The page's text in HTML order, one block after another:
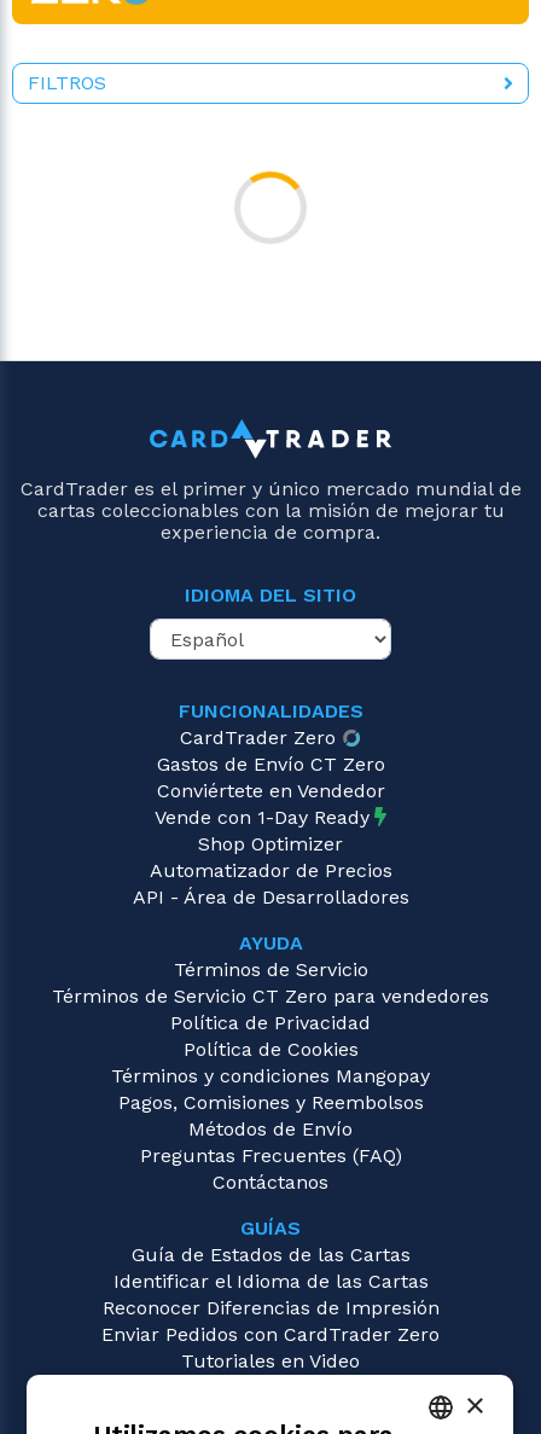
FILTROS
CardTrader es el primer y único mercado mundial de
cartas coleccionables con la misión de mejorar tu
experiencia de compra.
IDIOMA DEL SITIO
FUNCIONALIDADES
CardTrader Zero
Gastos de Envío CT Zero
Conviértete en Vendedor
Vende con 1-Day Ready
Shop Optimizer
Automatizador de Precios
API - Área de Desarrolladores
AYUDA
Términos de Servicio
Términos de Servicio CT Zero para vendedores
Política de Privacidad
Política de Cookies
Términos y condiciones Mangopay
Pagos, Comisiones y Reembolsos
Métodos de Envío
Preguntas Frecuentes (FAQ)
Contáctanos
GUÍAS
Guía de Estados de las Cartas
Identificar el Idioma de las Cartas
Reconocer Diferencias de Impresión
Enviar Pedidos con CardTrader Zero
Tutoriales en Video
×